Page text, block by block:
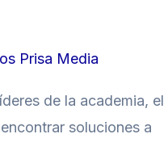
Prisa Media
de la academia, el
soluciones a